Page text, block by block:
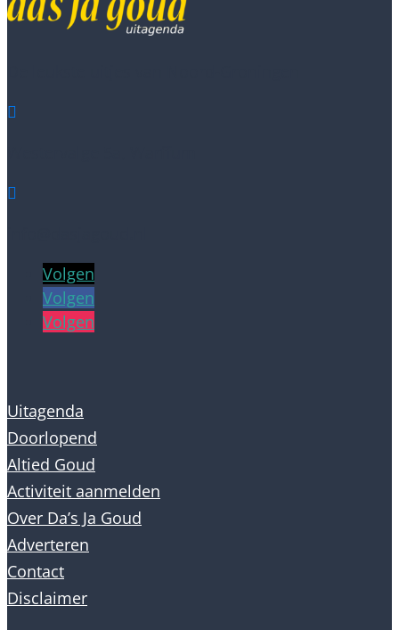


Volgen
Volgen
Volgen
Uitagenda
Doorlopend
Altied Goud
Activiteit aanmelden
Over Da’s Ja Goud
Adverteren
Contact
Disclaimer